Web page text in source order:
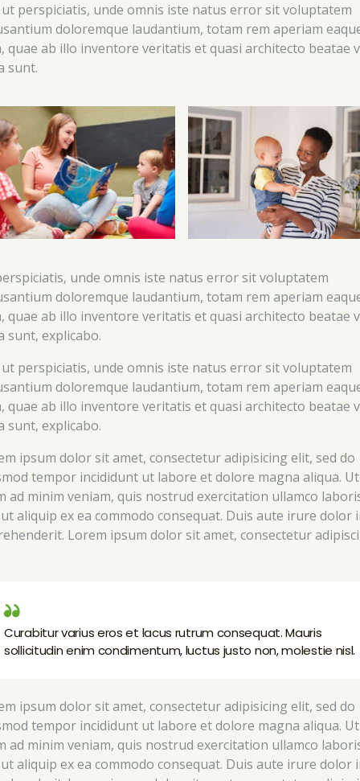
ut perspiciatis, unde omnis iste natus error sit voluptatem
doloremque laudantium, totam rem aperiam
quae ab illo inventore veritatis et quasi architecto beatae
sunt.
unde omnis iste natus error sit voluptatem
doloremque laudantium, totam rem aperiam
quae ab illo inventore veritatis et quasi architecto beatae
sunt, explicabo.
ut perspiciatis, unde omnis iste natus error sit voluptatem
doloremque laudantium, totam rem aperiam
quae ab illo inventore veritatis et quasi architecto beatae
sunt, explicabo.
ipsum dolor sit amet, consectetur adipisicing elit, sed do
tempor incididunt ut labore et dolore magna aliqua. Ut
ad minim veniam, quis nostrud exercitation ullamco
aliquip ex ea commodo consequat. Duis aute irure dolor
Lorem ipsum dolor sit amet, consectetur
Curabitur varius eros et lacus rutrum consequat. Mauris
sollicitudin enim condimentum, luctus justo non, molestie nisl.
ipsum dolor sit amet, consectetur adipisicing elit, sed do
tempor incididunt ut labore et dolore magna aliqua. Ut
ad minim veniam, quis nostrud exercitation ullamco
aliquip ex ea commodo consequat. Duis aute irure dolor